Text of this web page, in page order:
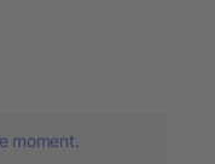
moment.